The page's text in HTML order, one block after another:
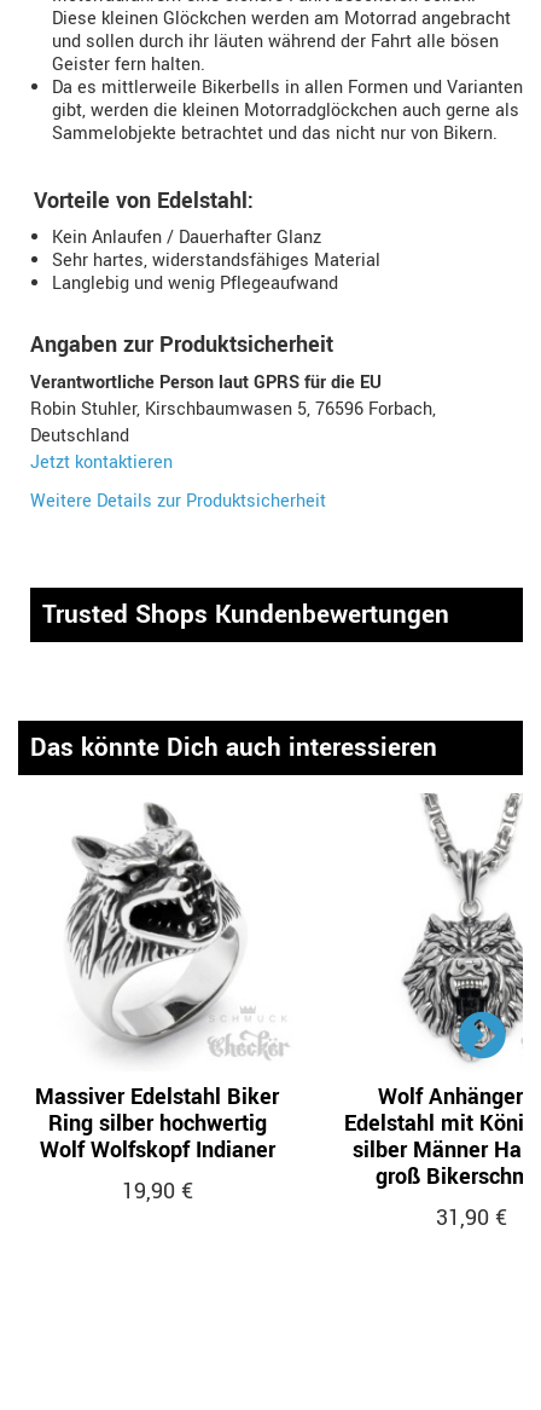
Diese kleinen Glöckchen werden am Motorrad angebracht
und sollen durch ihr läuten während der Fahrt alle bösen
Geister fern halten.
Da es mittlerweile Bikerbells in allen Formen und Varianten
gibt, werden die kleinen Motorradglöckchen auch gerne als
Sammelobjekte betrachtet und das nicht nur von Bikern.
Vorteile von Edelstahl:
Kein Anlaufen / Dauerhafter Glanz
Sehr hartes, widerstandsfähiges Material
Langlebig und wenig Pflegeaufwand
Angaben zur Produktsicherheit
Verantwortliche Person laut GPRS für die EU
Robin Stuhler, Kirschbaumwasen 5, 76596 Forbach,
Deutschland
Jetzt kontaktieren
Weitere Details zur Produktsicherheit
Trusted Shops Kundenbewertungen
Das könnte Dich auch interessieren
Massiver Edelstahl Biker
Ring silber hochwertig
Wolf Wolfskopf Indianer
19,90 €
Wolf Anhänger
Edelstahl mit
silber Männer
groß
31,90 €